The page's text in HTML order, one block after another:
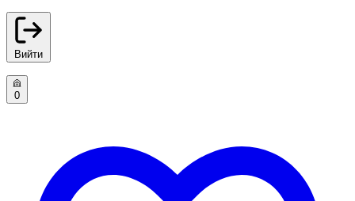
Вийти
0